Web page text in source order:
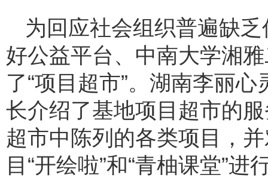
为回应社会组织普遍缺
好公益平台、中南大学湘
了“项目超市”。湖南李丽
长介绍了基地项目超市的
超市中陈列的各类项目，
目“开绘啦”和“青柚课堂”进